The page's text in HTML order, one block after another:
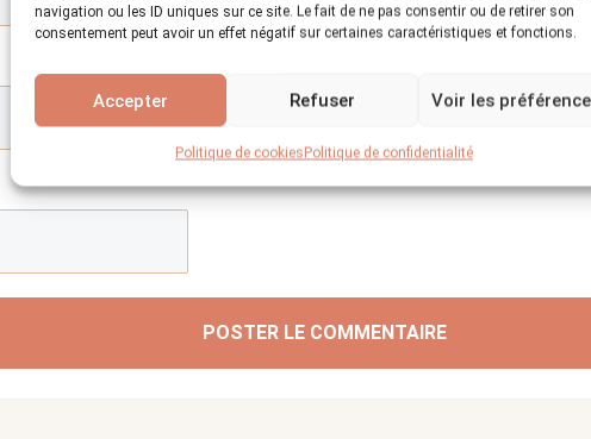
navigation ou les ID uniques sur ce site. Le fait de ne pas consentir ou de retirer son
consentement peut avoir un effet négatif sur certaines caractéristiques et fonctions.
Accepter Refuser Voir les
Politique de cookiesPolitique de confidentialité
POSTER LE COMMENTAIRE